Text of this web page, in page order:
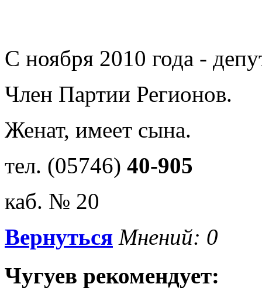
С ноября 2010 года -
Член Партии Регионов.
Женат, имеет сына.
тел. (05746) 40-905
каб. № 20
Вернуться Мнений: 0
Чугуев рекомендует: